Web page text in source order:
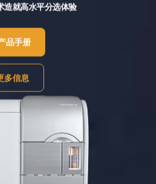
造就高水平分选体验
品手册
多信息